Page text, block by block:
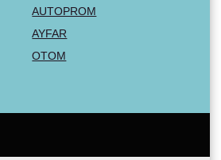
AUTOPROM
AYFAR
OTOM